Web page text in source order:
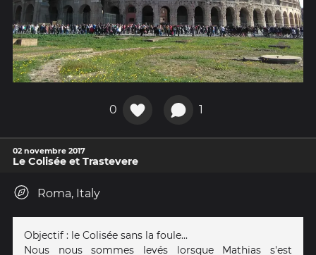
0 1
02 novembre 2017
Le Colisée et Trastevere
Roma, Italy
Objectif : le Colisée sans la foule...
Nous nous sommes levés lorsque Mathias s'est